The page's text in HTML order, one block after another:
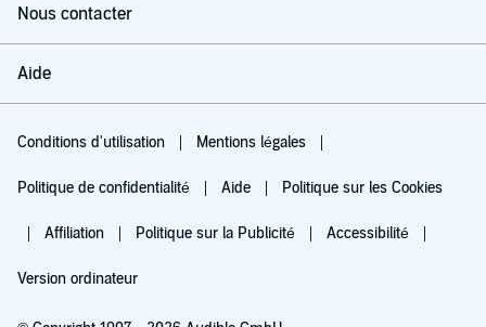
Nous contacter
Aide
Conditions d'utilisation Mentions légales
Politique de confidentialité Aide Politique sur les Cookies
Affiliation Politique sur la Publicité Accessibilité
Version ordinateur